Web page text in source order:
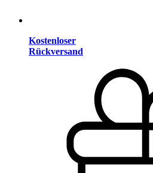
Kostenloser
Rückversand